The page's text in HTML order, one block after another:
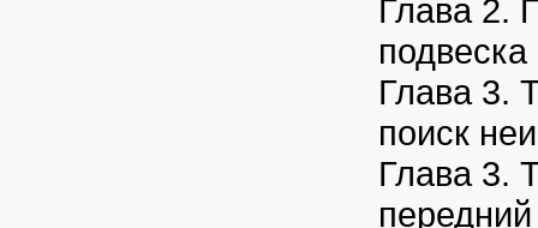
Глава 2.
подвеска
Глава 3.
поиск
Глава 3.